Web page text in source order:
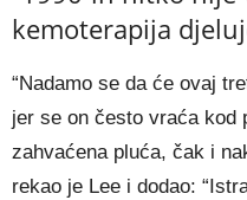
kemoterapija
“Nadamo se da će ovaj
jer se on često vraća kod
zahvaćena pluća, čak i
rekao je Lee i dodao: